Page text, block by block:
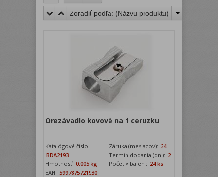
Zoradiť podľa: (Názvu produktu)
Orezávadlo kovové na 1 ceruzku
Katalógové číslo:
BDA2193
Záruka (mesiacov): 24
Termín dodania (dni): 2
Hmotnosť: 0,005 kg Počet v balení: 24 ks
EAN: 5997875721930